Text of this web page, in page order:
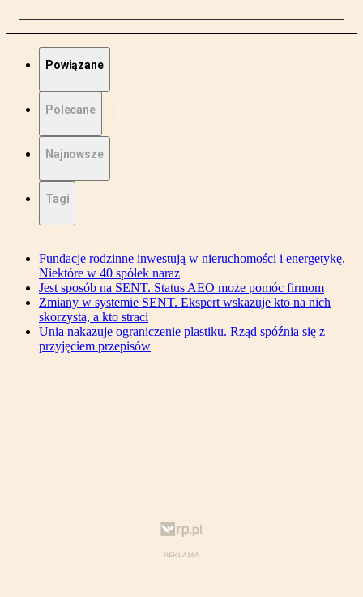
Powiązane
Polecane
Najnowsze
Tagi
Fundacje rodzinne inwestują w nieruchomości i energetykę.
Niektóre w 40 spółek naraz
Jest sposób na SENT. Status AEO może pomóc firmom
Zmiany w systemie SENT. Ekspert wskazuje kto na nich
skorzysta, a kto straci
Unia nakazuje ograniczenie plastiku. Rząd spóźnia się z
przyjęciem przepisów